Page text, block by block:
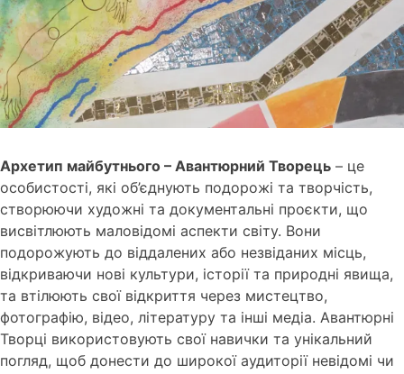
Архетип майбутнього – Авантюрний Творець – це
особистості, які об’єднують подорожі та творчість,
створюючи художні та документальні проєкти, що
висвітлюють маловідомі аспекти світу. Вони
подорожують до віддалених або незвіданих місць,
відкриваючи нові культури, історії та природні явища,
та втілюють свої відкриття через мистецтво,
фотографію, відео, літературу та інші медіа. Авантюрні
Творці використовують свої навички та унікальний
погляд, щоб донести до широкої аудиторії невідомі чи